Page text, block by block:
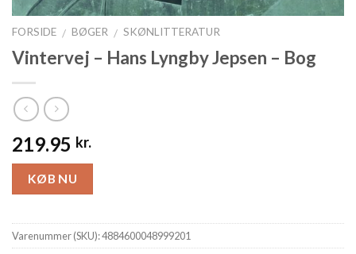
FORSIDE / BØGER / SKØNLITTERATUR
Vintervej – Hans Lyngby Jepsen – Bog
219.95 kr.
KØB NU
Varenummer (SKU):4884600048999201